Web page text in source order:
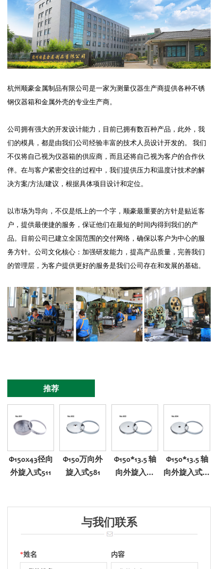
杭州顺豪金属制品有限公司是一家为测量仪器生产商提供各种不锈
钢仪器箱和金属外壳的专业生产商。
公司拥有强大的开发设计能力，目前已拥有数百种产品，此外，我
们的模具，都是由我们公司经验丰富的技术人员设计开发的。 我们
不仅将自己视为仪器箱的供应商，而且还将自己视为客户的合作伙
伴。在与客户紧密交往的过程中，我们提供压力和温度计技术的解
决方案/方法/建议，根据具体项目设计和定位。
以市场为导向，不仅是纸上的一个字，顺豪最重要的方针是贴近客
户，提供最便捷的服务，保证他们在最短的时间内得到我们的产
品。目前公司已建立全国范围的交付网络，确保以客户为中心的服
务方针。公司文化核心：加强研发能力，提高产品质量，完善我们
的管理层，为客户提供更好的服务是我们公司存在和发展的基础。
推荐
Φ150x43径向
外旋入式511
Φ150万向外
旋入式581
Φ150*13.5 轴
向外旋入式
Φ150*13.5 轴
向外旋入式带
与我们联系
*姓名 内容